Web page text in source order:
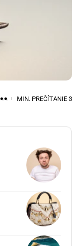
MIN. PREČÍTANIE 3